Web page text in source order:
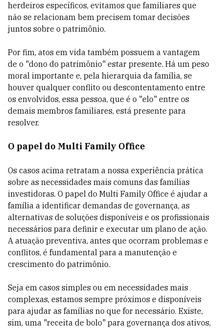
herdeiros específicos, evitamos que familiares que
não se relacionam bem precisem tomar decisões
juntos sobre o patrimônio.
Por fim, atos em vida também possuem a vantagem
de o "dono do patrimônio" estar presente. Há um peso
moral importante e, pela hierarquia da família, se
houver qualquer conflito ou descontentamento entre
os envolvidos, essa pessoa, que é o "elo" entre os
demais membros familiares, está presente para
resolver.
O papel do Multi Family Office
Os casos acima retratam a nossa experiência prática
sobre as necessidades mais comuns das famílias
investidoras. O papel do Multi Family Office é ajudar a
família a identificar demandas de governança, as
alternativas de soluções disponíveis e os profissionais
necessários para definir e executar um plano de ação.
A atuação preventiva, antes que ocorram problemas e
conflitos, é fundamental para a manutenção e
crescimento do patrimônio.
Seja em casos simples ou em necessidades mais
complexas, estamos sempre próximos e disponíveis
para ajudar as famílias no que for necessário. Existe,
sim, uma "receita de bolo" para governança dos ativos,